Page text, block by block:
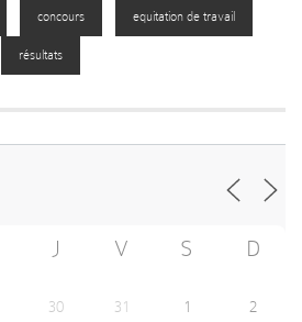
concours equitation de travail
résultats
J V S D
30 31 1 2